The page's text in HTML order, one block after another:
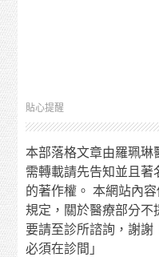
貼心提醒
本部落格文章由羅珮琳
需轉載請先告知並且著
的著作權。 本網站內
規定，關於醫療部分不
要請至診所諮詢，謝謝
必須在診間」